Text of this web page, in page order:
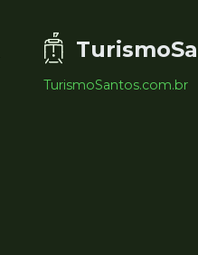
TurismoSantos.com.br